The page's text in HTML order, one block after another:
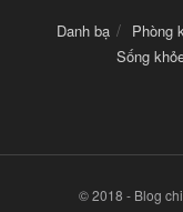
Danh bạ Phòng
Sống
© 2018 - Blog